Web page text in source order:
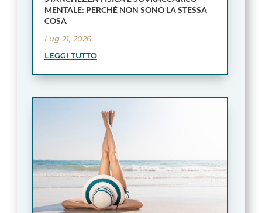
MENTALE: PERCHÉ NON SONO LA STESSA
COSA
Lug 21, 2026
LEGGI TUTTO